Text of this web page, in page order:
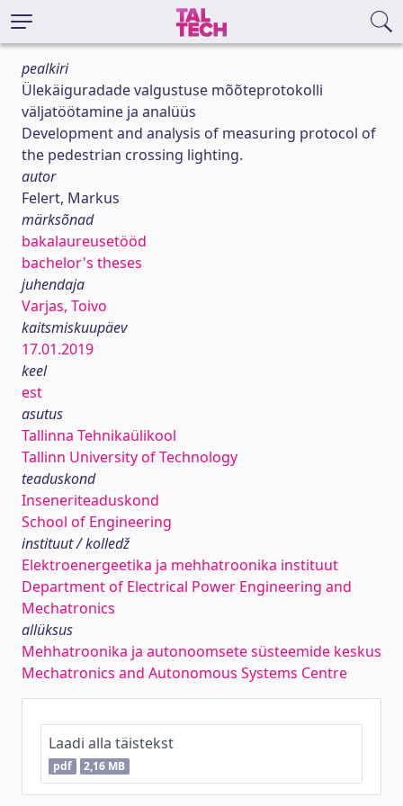
pealkiri
Ülekäiguradade valgustuse mõõteprotokolli
väljatöötamine ja analüüs
Development and analysis of measuring protocol of
the pedestrian crossing lighting.
autor
Felert, Markus
märksõnad
bakalaureusetööd
bachelor's theses
juhendaja
Varjas, Toivo
kaitsmiskuupäev
17.01.2019
keel
est
asutus
Tallinna Tehnikaülikool
Tallinn University of Technology
teaduskond
Inseneriteaduskond
School of Engineering
instituut / kolledž
Elektroenergeetika ja mehhatroonika instituut
Department of Electrical Power Engineering and
Mechatronics
allüksus
Mehhatroonika ja autonoomsete süsteemide keskus
Mechatronics and Autonomous Systems Centre
Laadi alla täistekst
pdf 2,16 MB